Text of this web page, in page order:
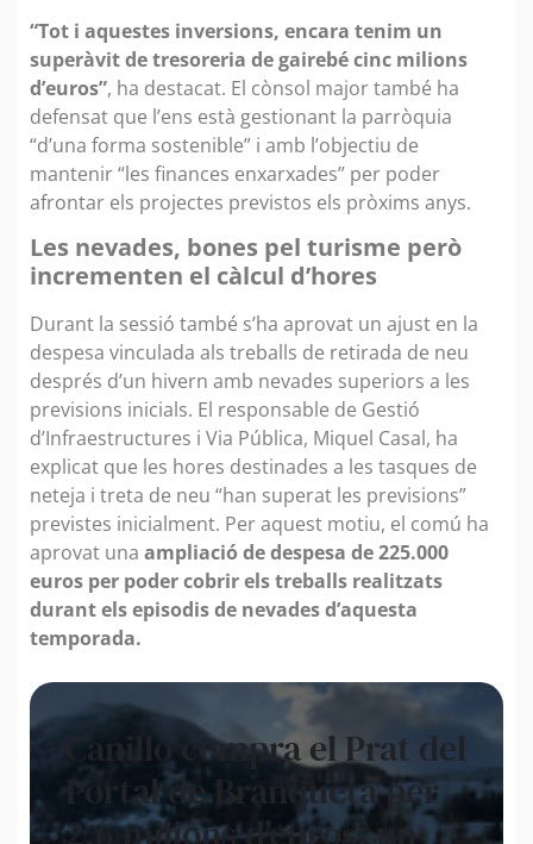
“Tot i aquestes inversions, encara tenim un
superàvit de tresoreria de gairebé cinc milions
d’euros”, ha destacat. El cònsol major també ha
defensat que l’ens està gestionant la parròquia
“d’una forma sostenible” i amb l’objectiu de
mantenir “les finances enxarxades” per poder
afrontar els projectes previstos els pròxims anys.
Les nevades, bones pel turisme però
incrementen el càlcul d’hores
Durant la sessió també s’ha aprovat un ajust en la
despesa vinculada als treballs de retirada de neu
després d’un hivern amb nevades superiors a les
previsions inicials. El responsable de Gestió
d’Infraestructures i Via Pública, Miquel Casal, ha
explicat que les hores destinades a les tasques de
neteja i treta de neu “han superat les previsions”
previstes inicialment. Per aquest motiu, el comú ha
aprovat una ampliació de despesa de 225.000
euros per poder cobrir els treballs realitzats
durant els episodis de nevades d’aquesta
temporada.
Canillo compra el Prat del
Portal de Branqueta per